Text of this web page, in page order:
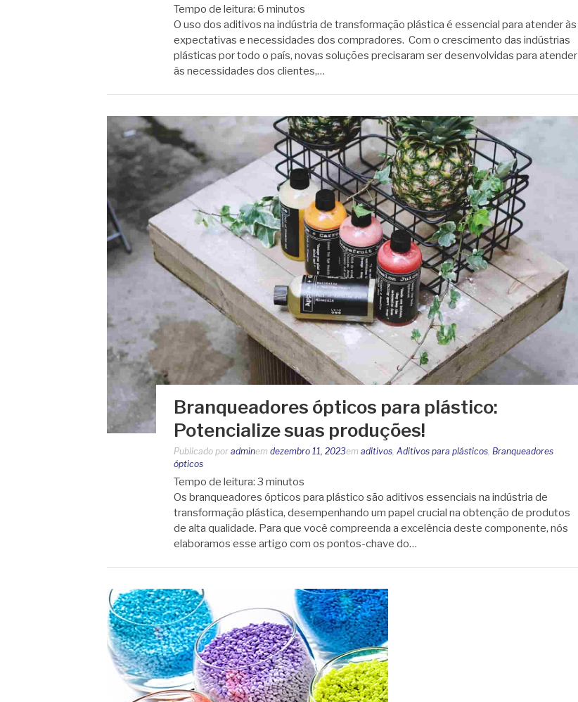
Tempo de leitura: 6 minutos
O uso dos aditivos na indústria de transformação plástica é essencial para atender às
expectativas e necessidades dos compradores. Com o crescimento das indústrias
plásticas por todo o país, novas soluções precisaram ser desenvolvidas para atender
às necessidades dos clientes,…
Branqueadores ópticos para plástico:
Potencialize suas produções!
Publicado por adminem dezembro 11, 2023em aditivos Aditivos para plásticos Branqueadores
ópticos
Tempo de leitura: 3 minutos
Os branqueadores ópticos para plástico são aditivos essenciais na indústria de
transformação plástica, desempenhando um papel crucial na obtenção de produtos
de alta qualidade. Para que você compreenda a excelência deste componente, nós
elaboramos esse artigo com os pontos-chave do…